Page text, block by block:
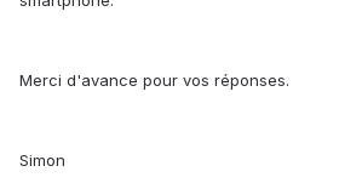
Merci d'avance pour vos réponses.
Simon